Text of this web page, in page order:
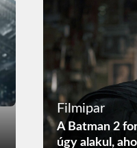
Filmipar
A Batman 2
úgy alakul,